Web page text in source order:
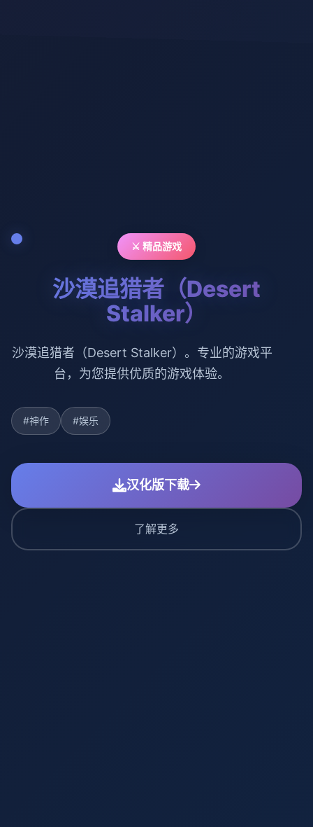
⚔️ 精品游戏
沙漠追猎者（Desert
Stalker）
沙漠追猎者（Desert Stalker）。专业的游戏平
台，为您提供优质的游戏体验。
#神作 #娱乐
汉化版下载
了解更多